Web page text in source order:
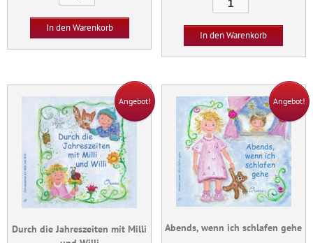
Finger
tanzen
Menge
In den Warenkorb
Sprechen
Menge
In den Warenkorb
Angebot!
Durch die Jahreszeiten mit Milli
Angebot!
Abends, wenn ich schlafen gehe